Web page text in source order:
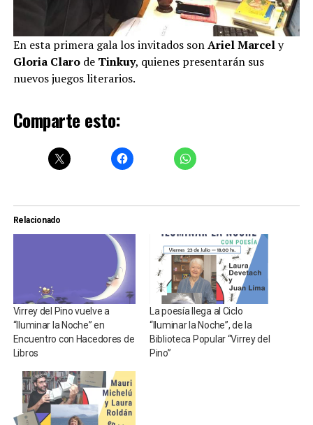
En esta primera gala los invitados sonAriel Marcely
Gloria Claro deTinkuy, quienes presentarán sus
nuevos juegos literarios.
Comparte esto:
Relacionado
Virrey del Pino vuelve a
“Iluminar la Noche” en
Encuentro con Hacedores de
Libros
La poesía llega al Ciclo
“Iluminar la Noche”, de la
Biblioteca Popular “Virrey del
Pino”